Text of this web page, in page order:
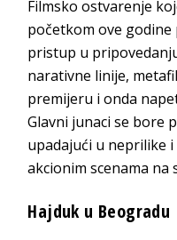
Filmsko ostvarenje
početkom ove godine
pristup u
narativne linije,
premijeru i onda
Glavni junaci se bore
upadajući u neprilike
akcionim scenama na
Hajduk u Beogradu